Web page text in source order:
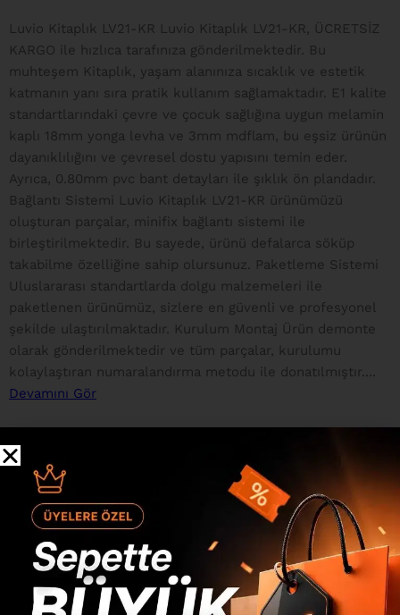
Luvio Kitaplık LV21-KR Luvio Kitaplık LV21-KR, ÜCRETSİZ
KARGO ile hızlıca tarafınıza gönderilmektedir. Bu
muhteşem Kitaplık, yaşam alanınıza sıcaklık ve estetik
katmanın yanı sıra pratik kullanım sağlamaktadır. E1 kalite
standartlarındaki çevre ve çocuk sağlığına uygun melamin
kaplı 18mm yonga levha ve 3mm mdflam, bu eşsiz ürünün
dayanıklılığını ve çevresel dostu yapısını temin eder.
Ayrıca, 0.80mm pvc bant detayları ile şıklık ön plandadır.
Bağlantı Sistemi Luvio Kitaplık LV21-KR ürünümüzü
oluşturan parçalar, minifix bağlantı sistemi ile
birleştirilmektedir. Bu sayede, ürünü defalarca söküp
takabilme özelliğine sahip olursunuz. Paketleme Sistemi
Uluslararası standartlarda dolgu malzemeleri ile
paketlenen ürünümüz, sizlere en güvenli ve profesyonel
şekilde ulaştırılmaktadır. Kurulum Montaj Ürün demonte
olarak gönderilmektedir ve tüm parçalar, kurulumu
kolaylaştıran numaralandırma metodu ile donatılmıştır....
Devamını Gör
Değerlendirmeler
0 inceleme
0